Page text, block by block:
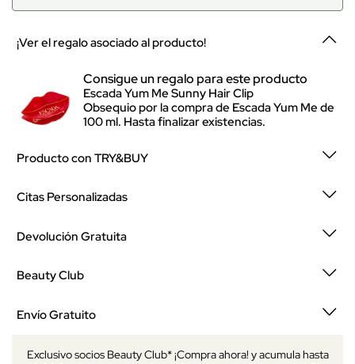
¡Ver el regalo asociado al producto!
Consigue un regalo para este producto
Escada Yum Me Sunny Hair Clip
Obsequio por la compra de Escada Yum Me de
100 ml. Hasta finalizar existencias.
Producto con TRY&BUY
Citas Personalizadas
Devolución Gratuita
Beauty Club
Envío Gratuito
Exclusivo socios Beauty Club* ¡Compra ahora! y acumula hasta